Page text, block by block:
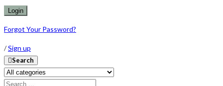
Forgot Your Password?
/Sign up
Search